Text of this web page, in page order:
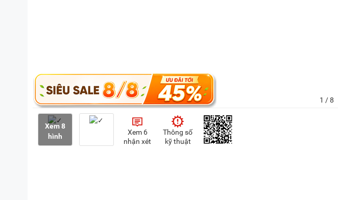
1 / 8
Xem 8
hình
Xem 6
nhận xét
Thông số
kỹ thuật